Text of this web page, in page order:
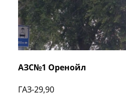
АЗС№1 Оренойл
ГАЗ-29,90